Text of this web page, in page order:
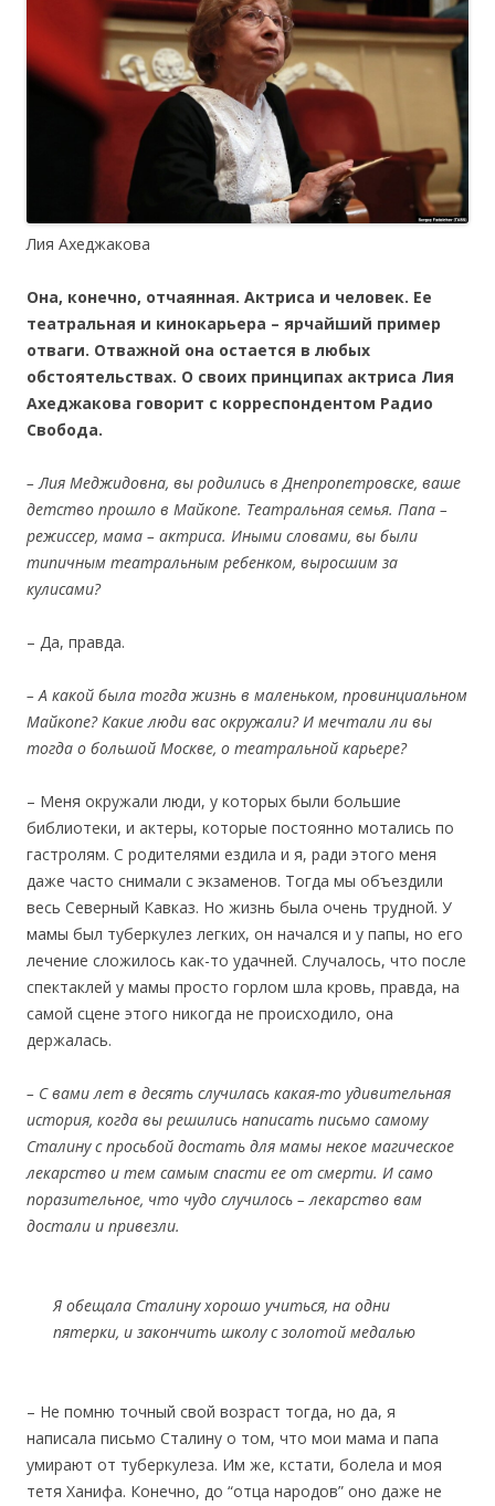
Лия Ахеджакова
Она, конечно, отчаянная. Актриса и человек. Ее
театральная и кинокарьера – ярчайший пример
отваги. Отважной она остается в любых
обстоятельствах. О своих принципах актриса Лия
Ахеджакова говорит с корреспондентом Радио
Свобода.
– Лия Меджидовна, вы родились в Днепропетровске, ваше
детство прошло в Майкопе. Театральная семья. Папа –
режиссер, мама – актриса. Иными словами, вы были
типичным театральным ребенком, выросшим за
кулисами?
– Да, правда.
– А какой была тогда жизнь в маленьком, провинциальном
Майкопе? Какие люди вас окружали? И мечтали ли вы
тогда о большой Москве, о театральной карьере?
– Меня окружали люди, у которых были большие
библиотеки, и актеры, которые постоянно мотались по
гастролям. С родителями ездила и я, ради этого меня
даже часто снимали с экзаменов. Тогда мы объездили
весь Северный Кавказ. Но жизнь была очень трудной. У
мамы был туберкулез легких, он начался и у папы, но его
лечение сложилось как-то удачней. Случалось, что после
спектаклей у мамы просто горлом шла кровь, правда, на
самой сцене этого никогда не происходило, она
держалась.
– С вами лет в десять случилась какая-то удивительная
история, когда вы решились написать письмо самому
Сталину с просьбой достать для мамы некое магическое
лекарство и тем самым спасти ее от смерти. И само
поразительное, что чудо случилось – лекарство вам
достали и привезли.
Я обещала Сталину хорошо учиться, на одни
пятерки, и закончить школу с золотой медалью
– Не помню точный свой возраст тогда, но да, я
написала письмо Сталину о том, что мои мама и папа
умирают от туберкулеза. Им же, кстати, болела и моя
тетя Ханифа. Конечно, до “отца народов” оно даже не